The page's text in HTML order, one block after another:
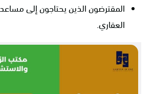
المقترضون الذين يحتاجون إلى
العقاري.